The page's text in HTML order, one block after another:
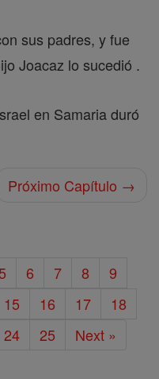
sus padres, y fue
Joacaz lo sucedió .
en Samaria duró
Próximo Capítulo →
5 6 7 8
9
15 16 17
18
24 25 Next »